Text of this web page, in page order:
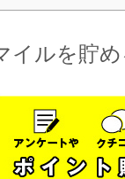
イルを貯